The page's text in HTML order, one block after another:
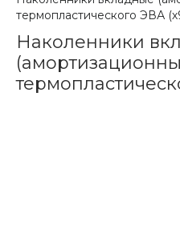
термопластического ЭВА
Наколенники